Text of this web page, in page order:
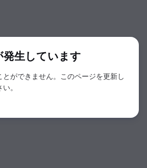
発生しています
ができません。このページを更新し
。